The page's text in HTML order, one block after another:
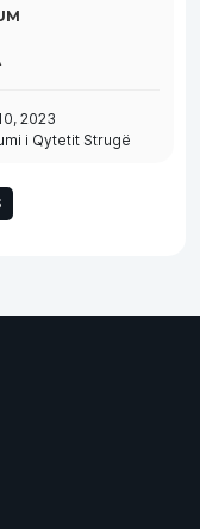
2023
i Qytetit Strugë